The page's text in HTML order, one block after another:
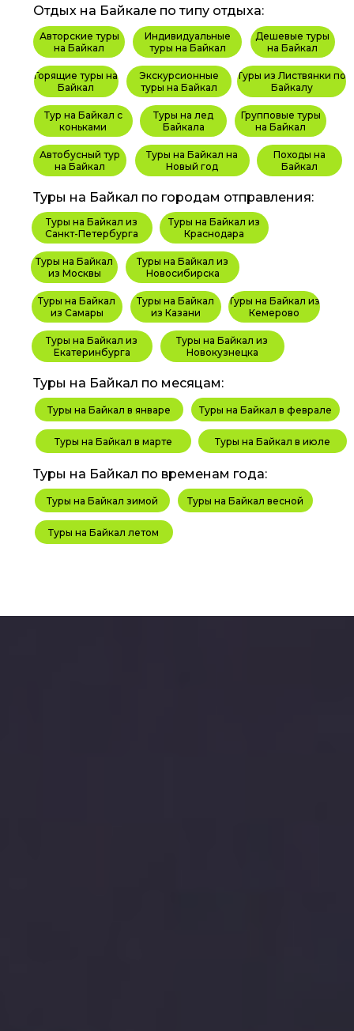
Авторские туры
на Байкал
Экскурсионные
туры на Байкал
Туры на Байкал в марте Туры на Байкал в июле
Туры на Байкал в феврале
Туры на Байкал в январе
Туры на Байкал зимой Туры на Байкал весной
Туры на Байкал летом
Горящие туры на
Байкал
Туры на Байкал на
Новый год
Индивидуальные
туры на Байкал
Дешевые туры
на Байкал
Походы на
Байкал
Тур на Байкал с
коньками
Туры на лед
Байкала
Автобусный тур
на Байкал
Групповые туры
на Байкал
Отдых на Байкале по типу отдыха:
Туры на Байкал из
Новосибирска
Туры на Байкал
из Москвы
Туры на Байкал
из Казани
Туры на Байкал из
Краснодара
Туры на Байкал из
Кемерово
Туры на Байкал из
Новокузнецка
Туры из Листвянки по
Байкалу
Туры на Байкал
из Самары
Туры на Байкал из
Екатеринбурга
Туры на Байкал из
Санкт-Петербурга
Туры на Байкал по городам отправления:
Туры на Байкал по месяцам:
Туры на Байкал по временам года: